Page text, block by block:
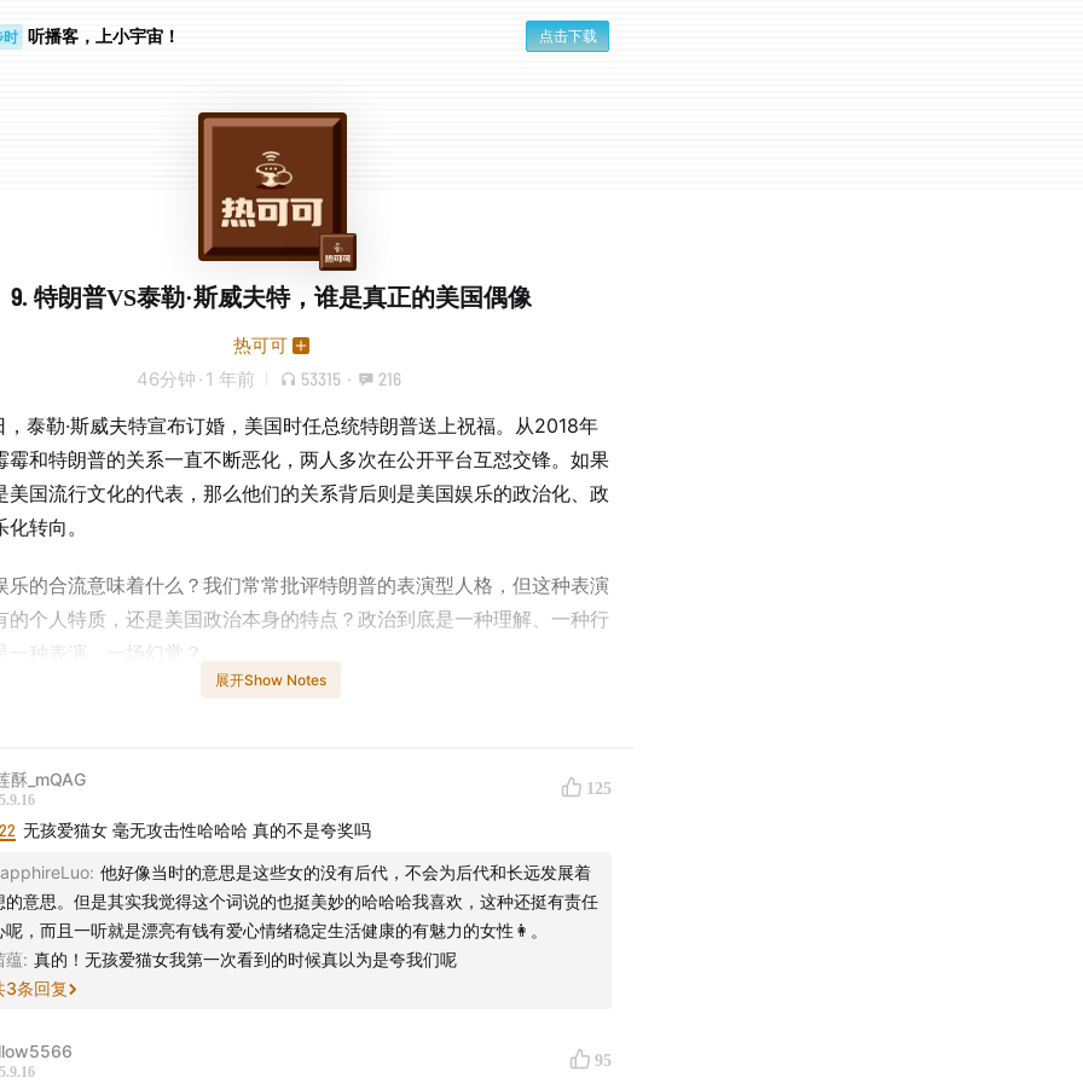
时 听播客，上小宇宙！ 点击下载
9. 特朗普VS泰勒·斯威夫特，谁是真正的美国偶像
热可可
46分钟 · 1 年前 53315 · 216
泰勒·斯威夫特宣布订婚，美国时任总统特朗普送上祝福。从2018年
霉和特朗普的关系一直不断恶化，两人多次在公开平台互怼交锋。如果
美国流行文化的代表，那么他们的关系背后则是美国娱乐的政治化、政
转向。
乐的合流意味着什么？我们常常批评特朗普的表演型人格，但这种表演
的个人特质，还是美国政治本身的特点？政治到底是一种理解、一种行
一种表演、一场幻觉？
诞生英雄，唯有制造分裂才会需要英雄。在动荡不安的时代，我们格外
情和冲突中确认自己活着，但在这种激情背后，我们想要的到底是什
主播】
体人（小红书@冷水鱼/微博@-冷水鱼）
普为什么恨泰勒·斯威夫特
展开Show Notes
酥_mQAG 125
无孩爱猫女 毫无攻击性哈哈哈 真的不是夸奖吗
: 他好像当时的意思是这些女的没有后代，不会为后代和长远发展着
的意思。但是其实我觉得这个词说的也挺美妙的哈哈哈我喜欢，这种还挺有责任
呢，而且一听就是漂亮有钱有爱心情绪稳定生活健康的有魅力的女性👩。
蕴: 真的！无孩爱猫女我第一次看到的时候真以为是夸我们呢
3条回复
95